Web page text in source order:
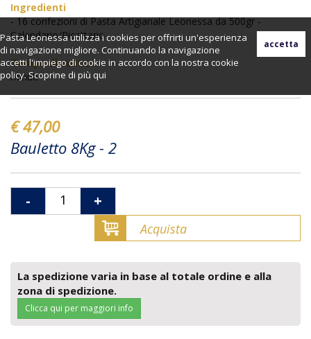
Pasta Leonessa utilizza i cookies per offrirti un'esperienza
di navigazione migliore. Continuando la navigazione
accetti l'impiego di cookie in accordo con la nostra cookie
policy. Scoprine di più qui
Ingredienti
- 16 confezioni di Pasta Artigianale Leonessa da 500gr -
Calendario/Ricettario
Tempo di cottura
minuti
€ 47,00
Bauletto 8Kg - 2
- +
Acquista
La spedizione varia in base al totale ordine e alla
zona di spedizione.
Clicca qui per maggiori info